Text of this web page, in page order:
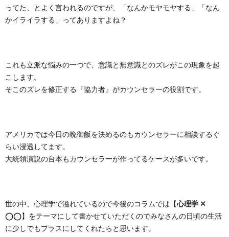
ってた、とよく言われるのですが、「なんかモヤモヤする」「なん
かイライラする」ってありますよね？
これも立派な悩みの一つで、意識と無意識とのズレがこの現象を起
こします。
そこのズレを修正する『協力者』がカウンセラーの役割です。
アメリカでは今日の晩御飯を決めるのもカウンセラーに相談するぐ
らい浸透してます。
大統領演説の台本もカウンセラーが作ってるケースが多いです。
世の中、心理学で溢れているので今後のコラムでは【心理学 ✕
◯◯】をテーマにして書かせていただくのでみなさんの日頃の生活
に少しでもプラスにしてくれたらと思います。